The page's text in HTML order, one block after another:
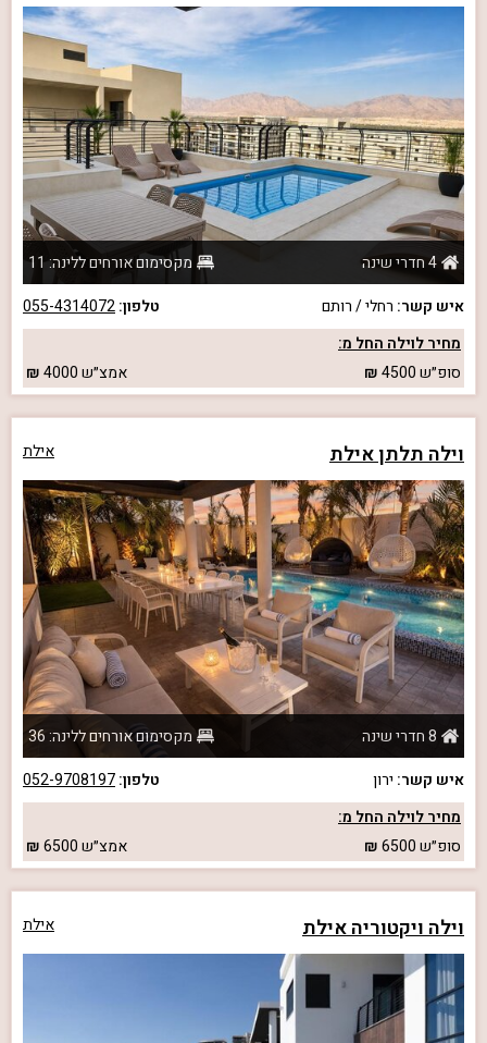
4 חדרי שינה
מקסימום אורחים ללינה: 11
איש קשר: רחלי / רותם טלפון:055-4314072
מחיר לוילה החל מ:
סופ״ש4500 אמצ״ש4000
וילה תלתן אילת אילת
8 חדרי שינה
מקסימום אורחים ללינה: 36
איש קשר: ירון טלפון:052-9708197
מחיר לוילה החל מ:
סופ״ש6500 אמצ״ש6500
וילה ויקטוריה אילת אילת